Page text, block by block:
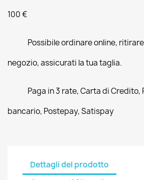
100 €
Possibile ordinare online,
negozio, assicurati la tua taglia.
Paga in 3 rate, Carta di Credito,
bancario, Postepay, Satispay
Dettagli del prodotto